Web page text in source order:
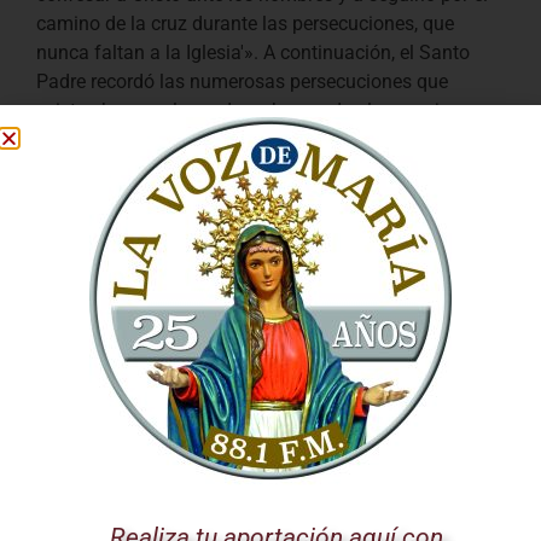
camino de la cruz durante las persecuciones, que
nunca faltan a la Iglesia'». A continuación, el Santo
Padre recordó las numerosas persecuciones que
existen hoy en el mundo, subrayando el mensaje que
los mártires ofrecen a los creyentes.
“Los mártires nos muestran que todo
cristiano está llamado al testimonio de la
vida, incluso cuando no llegue hasta el
derramamiento de la sangre, haciendo de sí
mismo un don a Dios y a los hermanos, a
imitación de Jesús”
Los mártires del siglo XXI
Entre los numerosos testigos cristianos, presentes «en
todos los rincones del mundo», Francisco mencionó a
hace muchos años por una guerra terrible y olvidada»,